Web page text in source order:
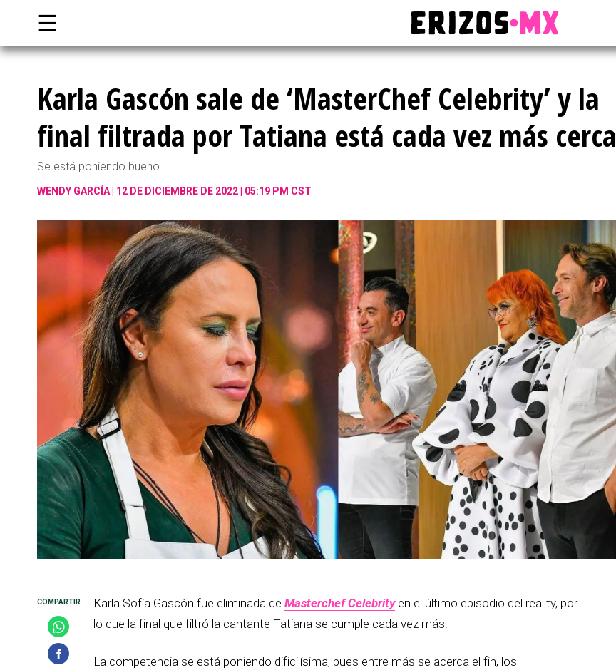
☰
Karla Gascón sale de ‘MasterChef Celebrity’ y la
final filtrada por Tatiana está cada vez más cerca
Se está poniendo bueno...
WENDY GARCÍA 12 DE DICIEMBRE DE 2022 | 05:19 PM CST
Karla Sofía Gascón fue eliminada de Masterchef Celebrity en el último episodio del reality, por
lo que la final que filtró la cantante Tatiana se cumple cada vez más.
La competencia se está poniendo dificilísima, pues entre más se acerca el fin, los